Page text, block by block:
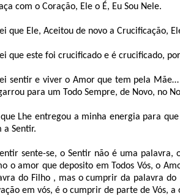
com o Coração, Ele o É, Eu Sou Nele.
que Ele, Aceitou de novo a Crucificação,
que este foi crucificado e é crucificado,
sentir e viver o Amor que tem pela
para um Todo Sempre, de Novo, no
que Lhe entregou a minha energia para
a Sentir.
sente-se, o Sentir não é uma
o amor que deposito em Todos Vós, o
do Filho , mas o cumprir da palavra
em vós, é o cumprir de parte de Vós,